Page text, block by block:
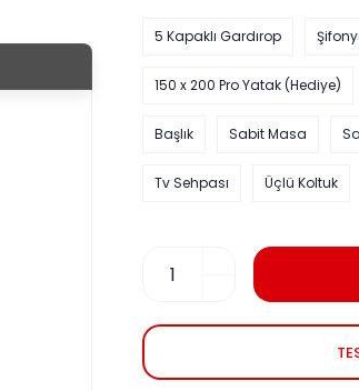
5 Kapaklı Gardırop
150 x 200 Pro Yatak (Hediye)
Başlık Sabit Masa
Tv Sehpası Üçlü Koltuk